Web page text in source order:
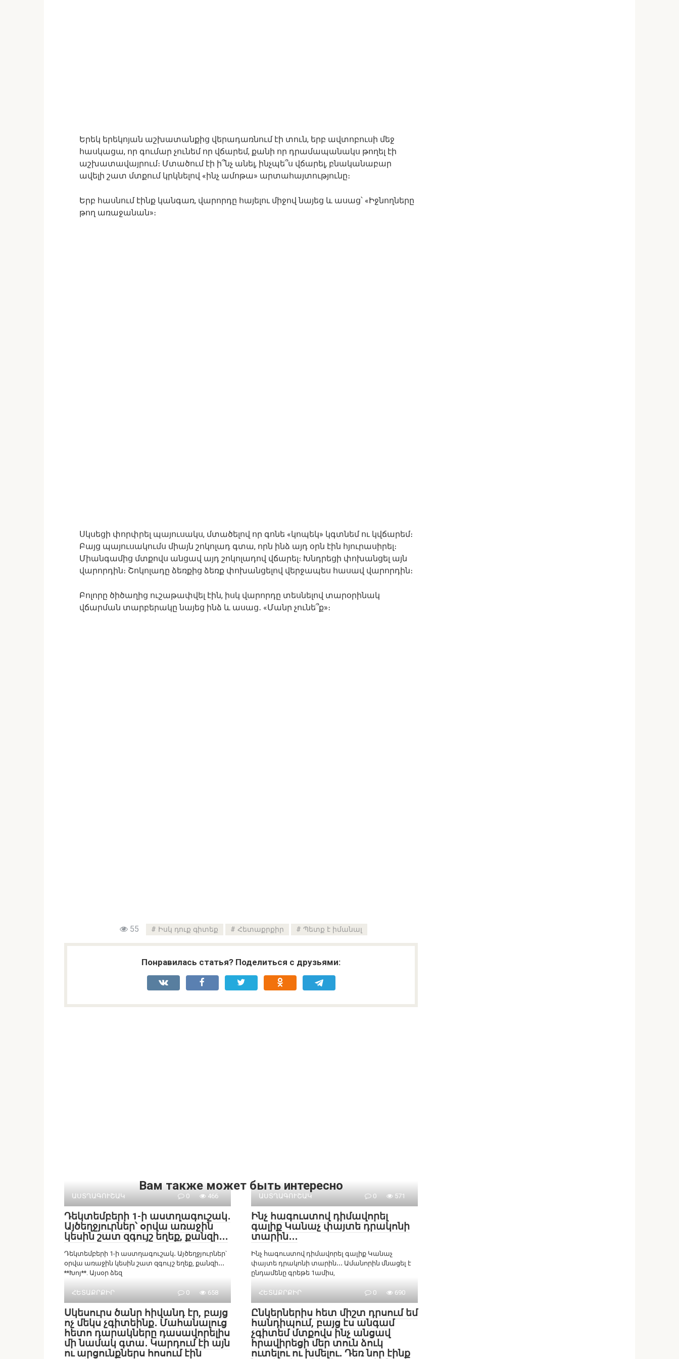
Երեկ երեկոյան աշխատանքից վերադառնում էի տուն, երբ ավտոբուսի մեջ
հասկացա, որ գումար չունեմ որ վճարեմ, քանի որ դրամապանակս թողել էի
աշխատավայրում։ Մտածում էի ի՞նչ անել, ինչպե՞ս վճարել, բնականաբար
ավելի շատ մտքում կրկնելով «ինչ ամոթա» արտահայտությունը։
Երբ հասնում էինք կանգառ, վարորդը հայելու միջով նայեց և ասաց՝ «Իջնողները
թող առաջանան»։
Սկսեցի փորփրել պայուսակս, մտածելով որ գոնե «կոպեկ» կգտնեմ ու կվճարեմ։
Բայց պայուսակումս միայն շոկոլադ գտա, որն ինձ այդ օրն էին հյուրասիրել։
Միանգամից մտքովս անցավ այդ շոկոլադով վճարել։ Խնդրեցի փոխանցել այն
վարորդին։ Շոկոլադը ձեռքից ձեռք փոխանցելով վերջապես հասավ վարորդին։
Բոլորը ծիծաղից ուշաթափվել էին, իսկ վարորդը տեսնելով տարօրինակ
վճարման տարբերակը նայեց ինձ և ասաց․ «Մանր չունե՞ք»։
55 Իսկ դուք գիտեք Հետաքրքիր Պետք է իմանալ
Понравилась статья? Поделиться с друзьями:
Вам также может быть интересно
ԱՍՏՂԱԳՈՒՇԱԿ 0 466
Դեկտեմբերի 1-ի աստղագուշակ․
Այծեղջյուրներ՝ օրվա առաջին
կեսին շատ զգույշ եղեք, քանզի․․․
Դեկտեմբերի 1-ի աստղագուշակ․ Այծեղջյուրներ՝
օրվա առաջին կեսին շատ զգույշ եղեք, քանզի․․․
**Խոյ**. Այսօր ձեզ
ԱՍՏՂԱԳՈՒՇԱԿ 0 571
Ինչ հագուստով դիմավորել
գալիք Կանաչ փայտե դրակոնի
տարին․․․
Ինչ հագուստով դիմավորել գալիք Կանաչ
փայտե դրակոնի տարին․․․ Ամանորին մնացել է
ընդամենը գրեթե 1ամիս,
ՀԵՏԱՔՐՔԻՐ 0 658
Սկեսուրս ծանր հիվանդ էր, բայց
ոչ մեկս չգիտեինք․ Մահանալուց
հետո դարակները դասավորելիս
մի նամակ գտա․ Կարդում էի այն
ու արցունքներս հոսում էին
ՀԵՏԱՔՐՔԻՐ 0 690
Ընկերներիս հետ միշտ դրսում եմ
հանդիպում, բայց էս անգամ
չգիտեմ մտքովս ինչ անցավ
հրավիրեցի մեր տուն ձուկ
ուտելու ու խմելու․ Դեռ նոր էինք